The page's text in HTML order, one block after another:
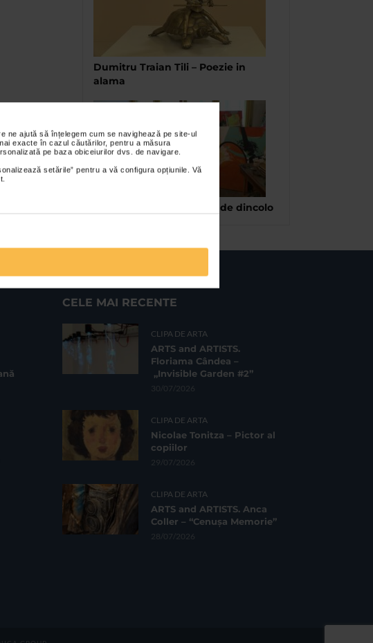
ne ajută să înțelegem cum se navighează pe site-ul
exacte în cazul căutărilor, pentru a măsura
pe baza obiceiurilor dvs. de navigare.
setările” pentru a vă configura opțiunile. Vă
Dumitru Traian Tili – Poezie in
alama
Letitia Oprisan – Dincolo de dincolo
CELE MAI RECENTE
CLIPA DE ARTA
ARTS and ARTISTS.
Floriama Cândea –
„Invisible Garden #2”
30/07/2026
CLIPA DE ARTA
Nicolae Tonitza – Pictor al
copiilor
29/07/2026
CLIPA DE ARTA
ARTS and ARTISTS. Anca
Coller – “Cenușa Memorie”
28/07/2026